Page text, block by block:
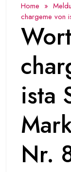
Home »
chargeme von
ista
Nr.